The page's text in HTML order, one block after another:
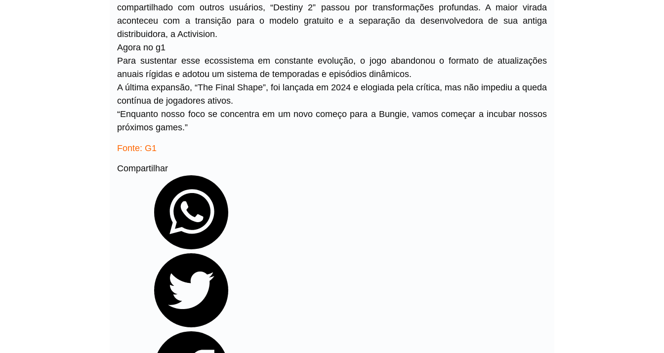
compartilhado com outros usuários, “Destiny 2” passou por transformações profundas. A maior virada
aconteceu com a transição para o modelo gratuito e a separação da desenvolvedora de sua antiga
distribuidora, a Activision.
Agora no g1
Para sustentar esse ecossistema em constante evolução, o jogo abandonou o formato de atualizações
anuais rígidas e adotou um sistema de temporadas e episódios dinâmicos.
A última expansão, “The Final Shape”, foi lançada em 2024 e elogiada pela crítica, mas não impediu a queda
contínua de jogadores ativos.
“Enquanto nosso foco se concentra em um novo começo para a Bungie, vamos começar a incubar nossos
próximos games.”
Fonte: G1
Compartilhar